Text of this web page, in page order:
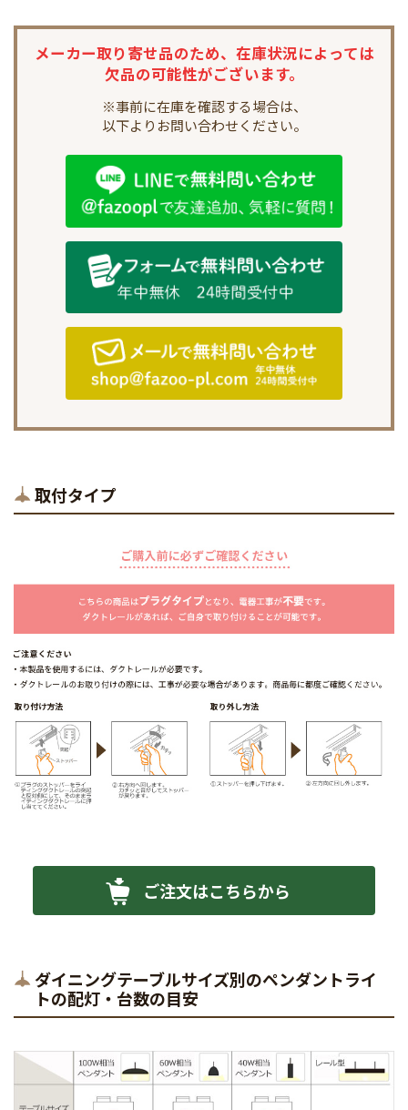
メーカー取り寄せ品のため、 在庫状況によっては
欠品の可能性がございます。
※事前に在庫を確認する場合は、
以下よりお問い合わせください。
取付タイプ
ご注文はこちらから
ダイニングテーブルサイズ別のペンダントライ
トの配灯・台数の目安